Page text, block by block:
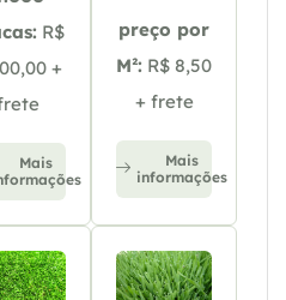
R$
+
Mais
preço por
M²: R$ 8,50
+ frete
Mais
informações